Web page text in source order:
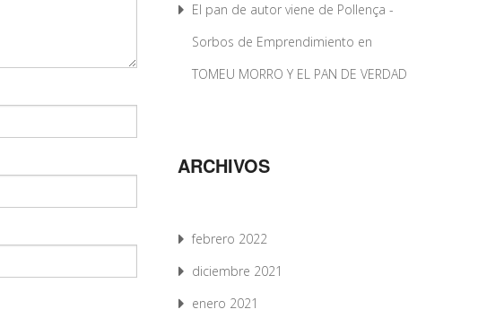
El pan de autor viene de Pollença -
Sorbos de Emprendimiento en
TOMEU MORRO Y EL PAN DE VERDAD
ARCHIVOS
febrero 2022
diciembre 2021
enero 2021